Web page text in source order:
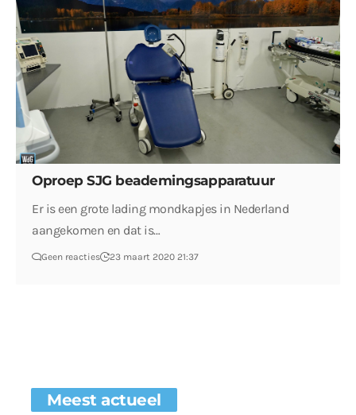
Oproep SJG beademingsapparatuur
Er is een grote lading mondkapjes in Nederland
aangekomen en dat is…
Geen reacties 23 maart 2020 21:37
Meest actueel